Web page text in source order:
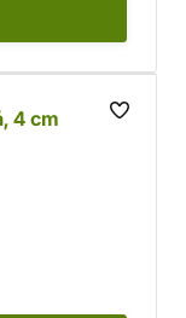
4 cm